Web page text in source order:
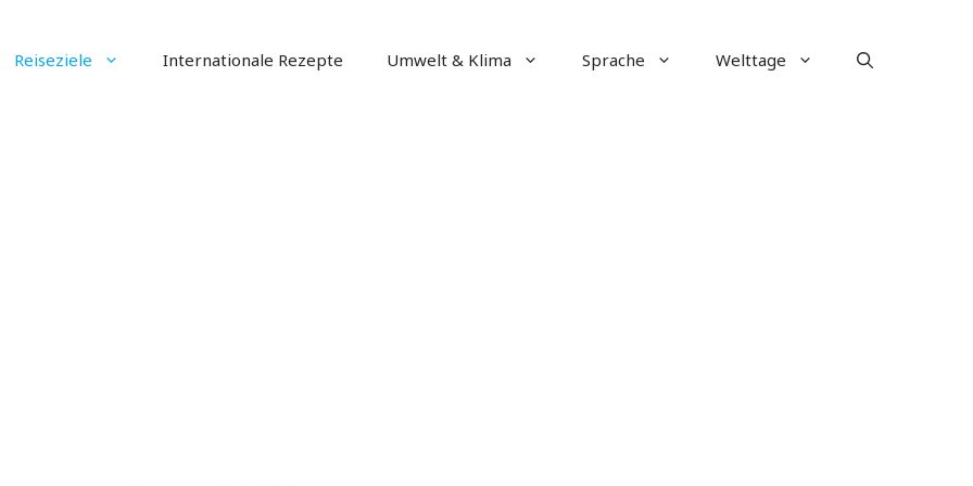
Reiseziele Internationale Rezepte Umwelt & Klima Sprache Welttage